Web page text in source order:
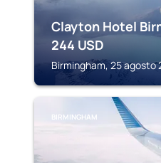
Clayton Hotel
244 USD
Birmingham, 25 agosto
BIRMINGHAM